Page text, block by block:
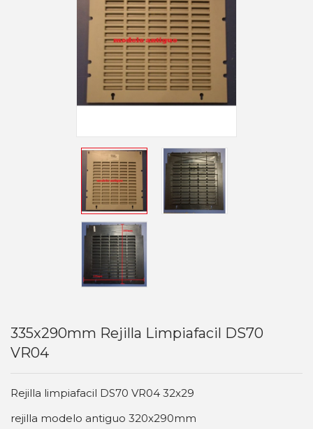
335x290mm Rejilla Limpiafacil DS70
VR04
Rejilla limpiafacil DS70 VR04 32x29
rejilla modelo antiguo 320x290mm